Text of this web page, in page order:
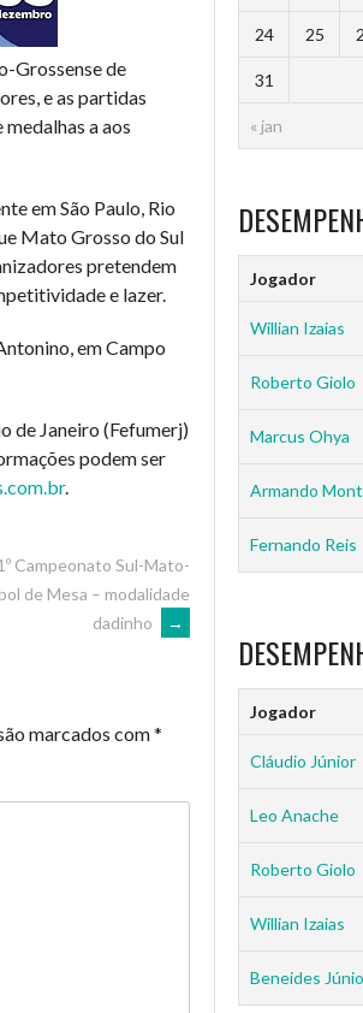
Grossense de
e as partidas
a aos
em São Paulo, Rio
Mato Grosso do Sul
pretendem
e lazer.
em Campo
de Janeiro (Fefumerj)
podem ser
.
Campeonato Sul-Mato-
de Mesa – modalidade
dadinho
→
marcados com*
« jan
24 25
31
Jogador
Willian Izaias
Roberto Giolo
Marcus Ohya
Armando
Fernando Reis
Jogador
Cláudio Júnior
Leo Anache
Roberto Giolo
Willian Izaias
Beneides